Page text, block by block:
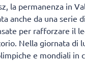
la permanenza in
anche da una serie
per rafforzare il
Nella giornata di
e mondiali in